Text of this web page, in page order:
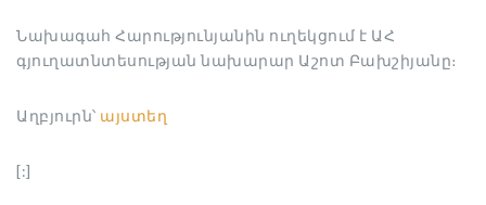
Նախագահ Հարությունյանին ուղեկցում է ԱՀ
գյուղատնտեսության նախարար Աշոտ Բախշիյանը։
Աղբյուրն՝ այստեղ
[:]